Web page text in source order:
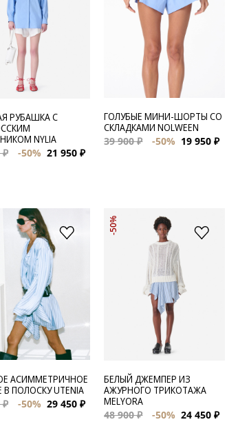
РУБАШКА С
NYLIA
₽
-50% 21 950 ₽
ГОЛУБЫЕ МИНИ-ШОРТЫ СО
СКЛАДКАМИ NOLWEEN
39 900 ₽
-50% 19 950 ₽
АСИММЕТРИЧНОЕ
В ПОЛОСКУ UTENIA
₽
-50% 29 450 ₽
-50%
БЕЛЫЙ ДЖЕМПЕР ИЗ
АЖУРНОГО ТРИКОТАЖА
MELYORA
48 900 ₽
-50% 24 450 ₽